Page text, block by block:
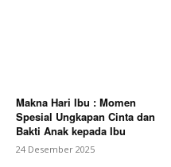
Makna Hari Ibu : Momen
Spesial Ungkapan Cinta dan
Bakti Anak kepada Ibu
24 Desember 2025